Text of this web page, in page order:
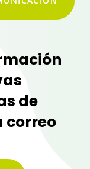
de
correo